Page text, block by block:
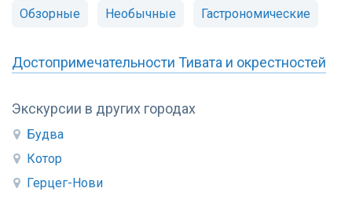
Экскурсии в других городах
Будва
Котор
Герцег-Нови
Обзорные Необычные Гастрономические
Достопримечательности Тивата и окрестностей